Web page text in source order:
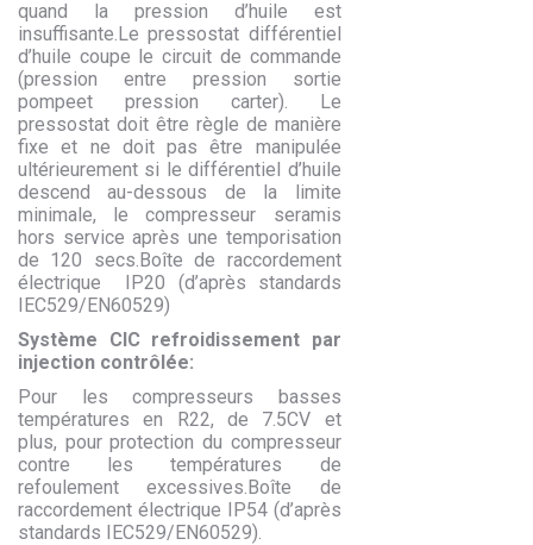
quand la pression d’huile est
insuffisante.Le pressostat différentiel
d’huile coupe le circuit de commande
(pression entre pression sortie
pompeet pression carter). Le
pressostat doit être règle de manière
fixe et ne doit pas être manipulée
ultérieurement si le différentiel d’huile
descend au-dessous de la limite
minimale, le compresseur seramis
hors service après une temporisation
de 120 secs.Boîte de raccordement
électrique IP20 (d’après standards
IEC529/EN60529)
Système CIC refroidissement par
injection contrôlée:
Pour les compresseurs basses
températures en R22, de 7.5CV et
plus, pour protection du compresseur
contre les températures de
refoulement excessives.Boîte de
raccordement électrique IP54 (d’après
standards IEC529/EN60529).